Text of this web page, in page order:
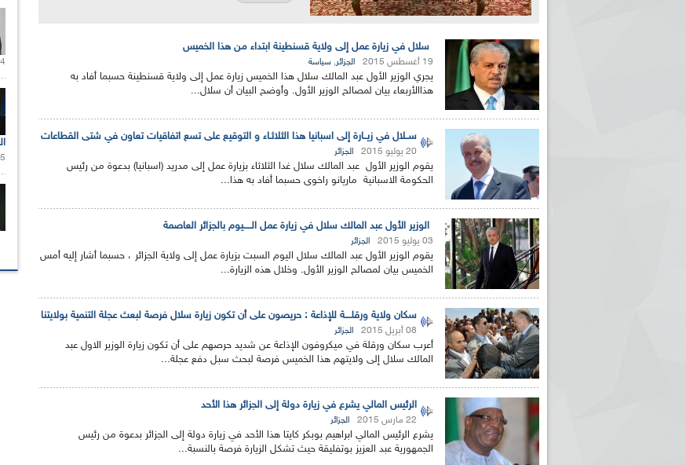
سلال في زيارة عمل إلى ولاية قسنطينة ابتداء من هذا الخميس
19 أغسطس 2015 الجزائر, سياسة
يجري الوزير الأول عبد المالك سلال هذا الخميس زيارة عمل إلى ولاية قسنطينة حسبما أفاد به
هذاالأربعاء بيان لمصالح الوزير الأول. وأوضح البيان أن سلال...
ســلال في زيــارة إلى اسبانيا هذا الثلاثـاء و التوقيع على تسع اتفاقيات تعاون في شتى القطاعات
20 يوليو 2015 الجزائر
يقوم الوزير الأول عبد المالك سلال غدا الثلاثاء بزيارة عمل إلى مدريد (اسبانيا) بدعوة من رئيس
الحكومة الاسبانية ماريانو راخوى حسبما أفاد به هذا...
الوزير الأول عبد المالك سلال في زيارة عمل الـــــيوم بالجزائر العاصمة
03 يوليو 2015 الجزائر
يقوم الوزير الأول عبد المالك سلال اليوم السبت بزيارة عمل إلى ولاية الجزائر ، حسبما أشار إليه أمس
الخميس بيان لمصالح الوزير الأول. وخلال هذه الزيارة...
سكان ولاية ورقلــــة للإذاعة : حريصون على أن تكون زيارة سلال فرصة لبعث عجلة التنمية بولايتنا
08 أبريل 2015 الجزائر
أعرب سكان ورقلة في ميكروفون الإذاعة عن شديد حرصهم على أن تكون زيارة الوزير الاول عبد
المالك سلال إلى ولايتهم هذا الخميس فرصة لبحث سبل دفع عجلة...
الرئيس المالي يشرع في زيارة دولة إلى الجزائر هذا الأحد
22 مارس 2015 الجزائر
يشرع الرئيس المالي ابراهيم بوبكر كايتا هذا الأحد في زيارة دولة إلى الجزائر بدعوة من رئيس
الجمهورية عبد العزيز بوتفليقة حيث تشكل الزيارة فرصة بالنسبة...
04
25